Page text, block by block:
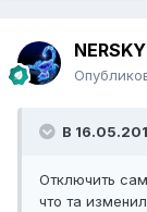
NERSKY
В
Отключить
что та